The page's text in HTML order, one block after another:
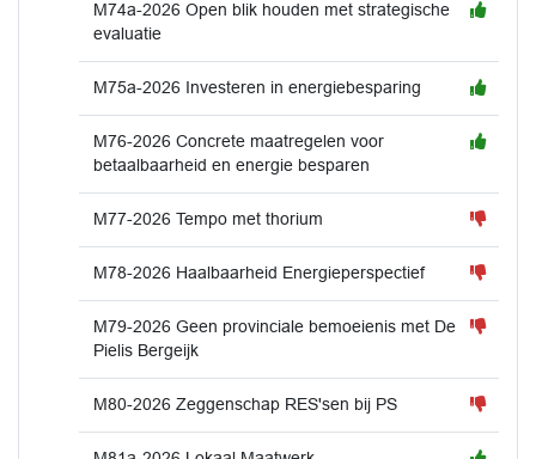
M74a-2026 Open blik houden met strategische
evaluatie
M75a-2026 Investeren in energiebesparing
M76-2026 Concrete maatregelen voor
betaalbaarheid en energie besparen
M77-2026 Tempo met thorium
M78-2026 Haalbaarheid Energieperspectief
M79-2026 Geen provinciale bemoeienis met De
Pielis Bergeijk
M80-2026 Zeggenschap RES'sen bij PS